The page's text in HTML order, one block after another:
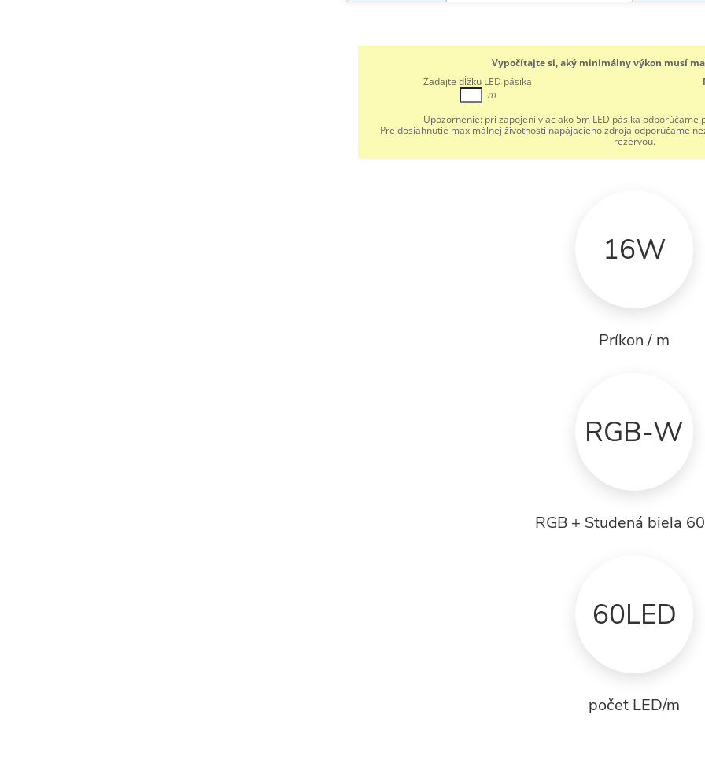
Vypočítajte si, aký minimálny výkon musí
Zadajte dĺžku LED pásika
m
Upozornenie: pri zapojení viac ako 5m LED pásika odporúčame
Pre dosiahnutie maximálnej životnosti napájacieho zdroja odporúčame
rezervou.
16W
Príkon / m
RGB-W
RGB + Studená biela
60LED
počet LED/m